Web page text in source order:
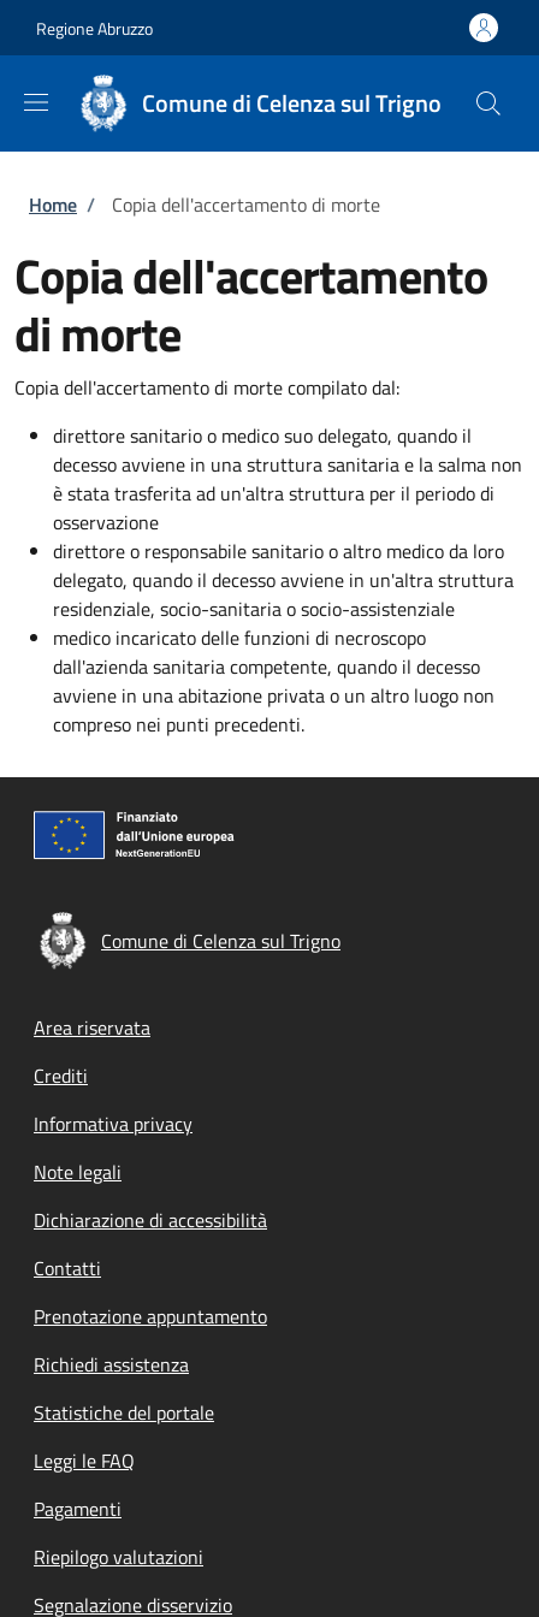
Regione Abruzzo
Comune di Celenza sul Trigno
Briciole di pane
Home / Copia dell'accertamento di morte
Copia dell'accertamento
di morte
Copia dell'accertamento di morte compilato dal:
direttore sanitario o medico suo delegato, quando il
decesso avviene in una struttura sanitaria e la salma non
è stata trasferita ad un'altra struttura per il periodo di
osservazione
direttore o responsabile sanitario o altro medico da loro
delegato, quando il decesso avviene in un'altra struttura
residenziale, socio-sanitaria o socio-assistenziale
medico incaricato delle funzioni di necroscopo
dall'azienda sanitaria competente, quando il decesso
avviene in una abitazione privata o un altro luogo non
compreso nei punti precedenti.
Comune di Celenza sul Trigno
Footer menu
Area riservata
Crediti
Informativa privacy
Note legali
Dichiarazione di accessibilità
Contatti
Prenotazione appuntamento
Richiedi assistenza
Statistiche del portale
Leggi le FAQ
Pagamenti
Riepilogo valutazioni
Segnalazione disservizio